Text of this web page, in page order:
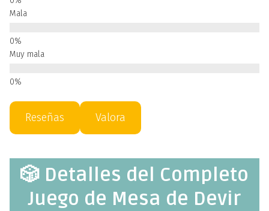
Mala
Muy mala
Reseñas Valora
🎲 Detalles del Completo
Juego de Mesa de Devir